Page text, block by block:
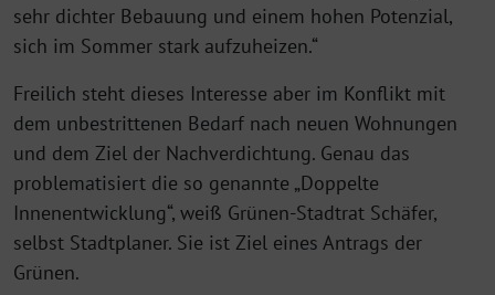
sehr dichter Bebauung und einem hohen Potenzial,
sich im Sommer stark aufzuheizen.“
Freilich steht dieses Interesse aber im Konflikt mit
dem unbestrittenen Bedarf nach neuen Wohnungen
und dem Ziel der Nachverdichtung. Genau das
problematisiert die so genannte „Doppelte
Innenentwicklung“, weiß Grünen-Stadtrat Schäfer,
selbst Stadtplaner. Sie ist Ziel eines Antrags der
Grünen.